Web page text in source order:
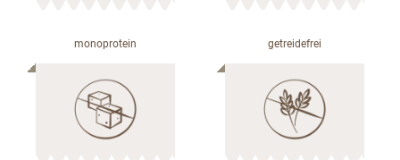
monoprotein getreidefrei